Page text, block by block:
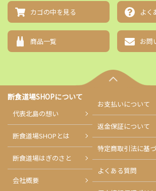
カゴの中を見る よく
商品一覧 お問
断食道場SHOPについて
代表北島の想い
断食道場SHOPとは
断食道場はぎのさと
会社概要
お支払いについて
返金保証について
特定商取引法に基
よくある質問